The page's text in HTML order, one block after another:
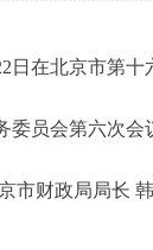
在北京市第十
委员会第六次会
市财政局局长